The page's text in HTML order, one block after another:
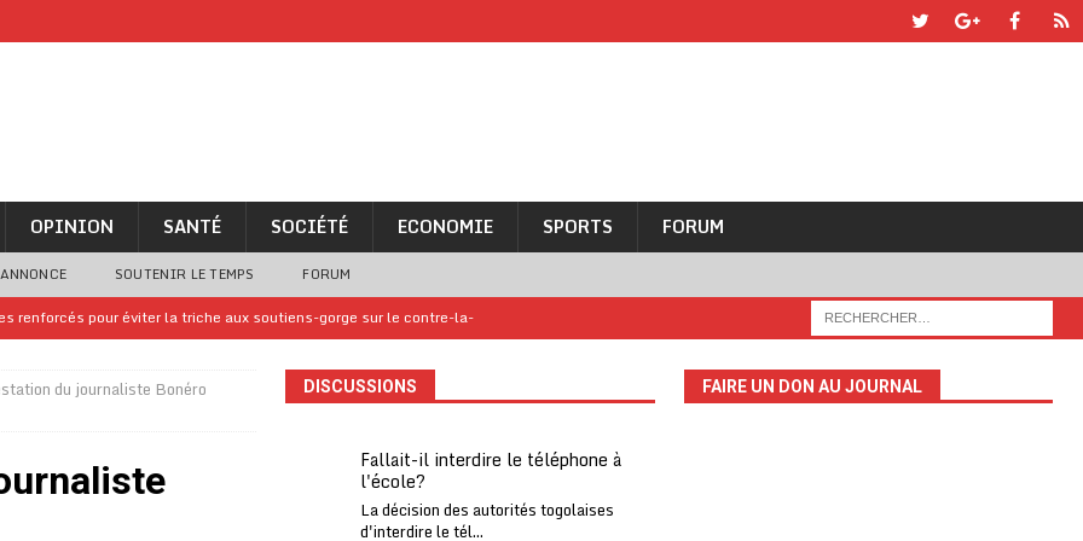
OPINION SANTÉ SOCIÉTÉ ECONOMIE SPORTS FORUM
SOUTENIR LE TEMPS FORUM
renforcés pour éviter la triche aux soutiens-gorge sur le contre-la-
confirme sa présence à la fête nationale
A LA UNE
de loterie gagnant que son propriétaire avait envoyé à un proche
du journaliste Bonéro
DISCUSSIONS
Fallait-il interdire le téléphone à
l'école?
La décision des autorités togolaises
d'interdire le tél...
FAIRE UN DON AU JOURNAL